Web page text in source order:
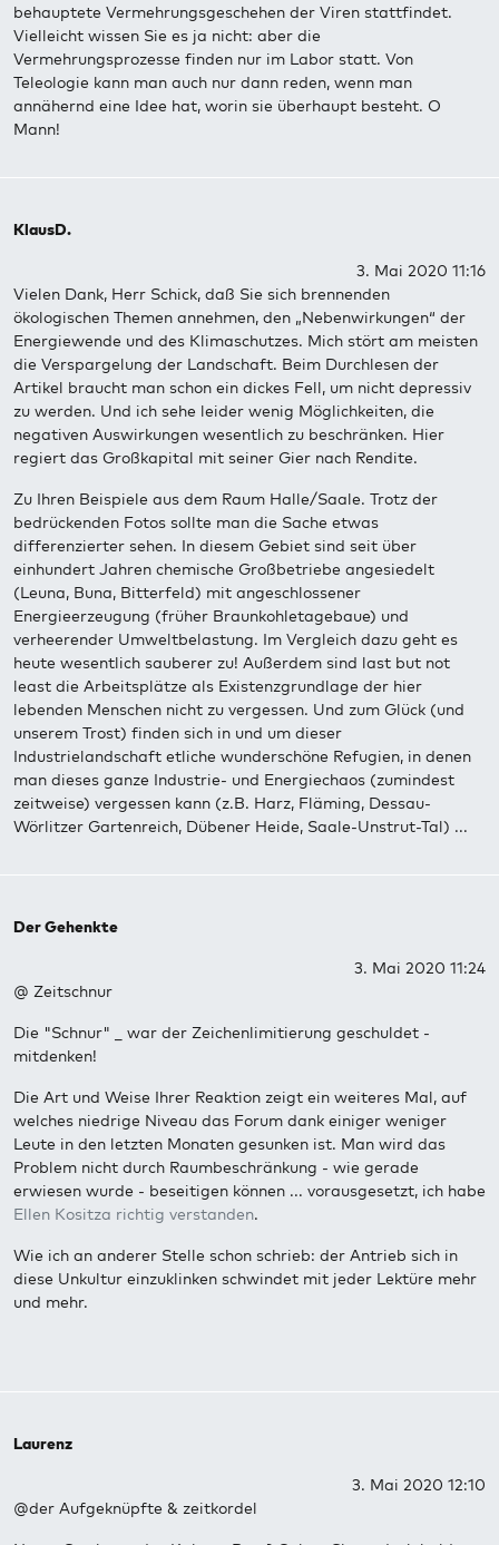
behauptete Vermehrungsgeschehen der Viren stattfindet.
Vielleicht wissen Sie es ja nicht: aber die
Vermehrungsprozesse finden nur im Labor statt. Von
Teleologie kann man auch nur dann reden, wenn man
annähernd eine Idee hat, worin sie überhaupt besteht. O
Mann!
KlausD.
3. Mai 2020 11:16
Vielen Dank, Herr Schick, daß Sie sich brennenden
ökologischen Themen annehmen, den „Nebenwirkungen“ der
Energiewende und des Klimaschutzes. Mich stört am meisten
die Verspargelung der Landschaft. Beim Durchlesen der
Artikel braucht man schon ein dickes Fell, um nicht depressiv
zu werden. Und ich sehe leider wenig Möglichkeiten, die
negativen Auswirkungen wesentlich zu beschränken. Hier
regiert das Großkapital mit seiner Gier nach Rendite.
Zu Ihren Beispiele aus dem Raum Halle/Saale. Trotz der
bedrückenden Fotos sollte man die Sache etwas
differenzierter sehen. In diesem Gebiet sind seit über
einhundert Jahren chemische Großbetriebe angesiedelt
(Leuna, Buna, Bitterfeld) mit angeschlossener
Energieerzeugung (früher Braunkohletagebaue) und
verheerender Umweltbelastung. Im Vergleich dazu geht es
heute wesentlich sauberer zu! Außerdem sind last but not
least die Arbeitsplätze als Existenzgrundlage der hier
lebenden Menschen nicht zu vergessen. Und zum Glück (und
unserem Trost) finden sich in und um dieser
Industrielandschaft etliche wunderschöne Refugien, in denen
man dieses ganze Industrie- und Energiechaos (zumindest
zeitweise) vergessen kann (z.B. Harz, Fläming, Dessau-
Wörlitzer Gartenreich, Dübener Heide, Saale-Unstrut-Tal) ...
Der Gehenkte
3. Mai 2020 11:24
@ Zeitschnur
Die "Schnur" _ war der Zeichenlimitierung geschuldet -
mitdenken!
Die Art und Weise Ihrer Reaktion zeigt ein weiteres Mal, auf
welches niedrige Niveau das Forum dank einiger weniger
Leute in den letzten Monaten gesunken ist. Man wird das
Problem nicht durch Raumbeschränkung - wie gerade
erwiesen wurde - beseitigen können ... vorausgesetzt, ich habe
Ellen Kositza richtig verstanden.
Wie ich an anderer Stelle schon schrieb: der Antrieb sich in
diese Unkultur einzuklinken schwindet mit jeder Lektüre mehr
und mehr.
Laurenz
3. Mai 2020 12:10
@der Aufgeknüpfte & zeitkordel